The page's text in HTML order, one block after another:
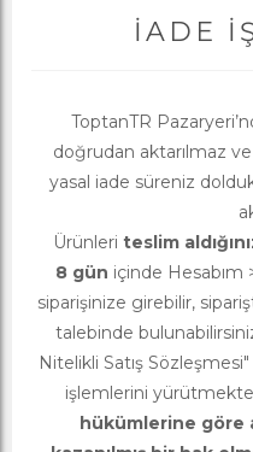
İADE
ToptanTR
doğrudan aktarılmaz
yasal iade süreniz
Ürünleri teslim
8 gün içinde Hesabım
siparişinize girebilir,
talebinde
Nitelikli Satış
işlemlerini
hükümlerine göre